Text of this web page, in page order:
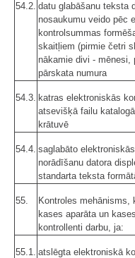
54.2. datu glabāšanu teksta
nosaukumu veido pēc
kontrolsummas
skaitļiem (pirmie četri
nākamie divi - mēnesi,
pārskata numura
54.3. katras elektroniskās
atsevišķā failu
krātuvē
54.4. saglabāto
norādīšanu datora
standarta teksta
55.
Kontroles mehānisms,
kases aparāta un
kontrollenti darbu, ja:
55.1. atslēgta elektroniskā